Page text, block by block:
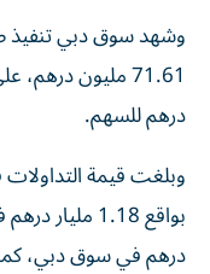
وشهد سوق دبي
درهم للسهم.